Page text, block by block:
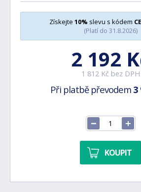
Získejte 10% slevu s kódem
(Platí do 31.8.2026)
2 192
1 812 Kč bez DPH
Při platbě převodem 3
KOUPIT